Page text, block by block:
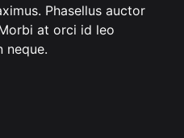
Phasellus auctor
at orci id leo
neque.